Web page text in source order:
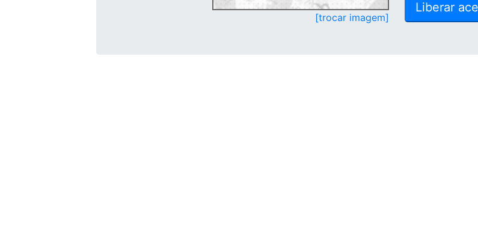
[trocar imagem]